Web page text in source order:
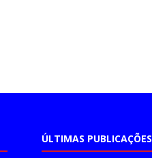
ÚLTIMAS PUBLICAÇÕES